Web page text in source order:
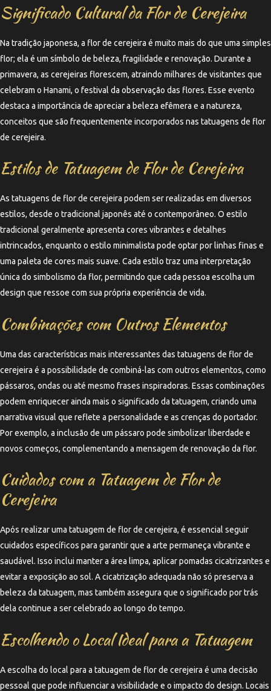
Significado Cultural da Flor de Cerejeira
Na tradição japonesa, a flor de cerejeira é muito mais do que uma simples
flor; ela é um símbolo de beleza, fragilidade e renovação. Durante a
primavera, as cerejeiras florescem, atraindo milhares de visitantes que
celebram o Hanami, o festival da observação das flores. Esse evento
destaca a importância de apreciar a beleza efêmera e a natureza,
conceitos que são frequentemente incorporados nas tatuagens de flor
de cerejeira.
Estilos de Tatuagem de Flor de Cerejeira
As tatuagens de flor de cerejeira podem ser realizadas em diversos
estilos, desde o tradicional japonês até o contemporâneo. O estilo
tradicional geralmente apresenta cores vibrantes e detalhes
intrincados, enquanto o estilo minimalista pode optar por linhas finas e
uma paleta de cores mais suave. Cada estilo traz uma interpretação
única do simbolismo da flor, permitindo que cada pessoa escolha um
design que ressoe com sua própria experiência de vida.
Combinações com Outros Elementos
Uma das características mais interessantes das tatuagens de flor de
cerejeira é a possibilidade de combiná-las com outros elementos, como
pássaros, ondas ou até mesmo frases inspiradoras. Essas combinações
podem enriquecer ainda mais o significado da tatuagem, criando uma
narrativa visual que reflete a personalidade e as crenças do portador.
Por exemplo, a inclusão de um pássaro pode simbolizar liberdade e
novos começos, complementando a mensagem de renovação da flor.
Cuidados com a Tatuagem de Flor de
Cerejeira
Após realizar uma tatuagem de flor de cerejeira, é essencial seguir
cuidados específicos para garantir que a arte permaneça vibrante e
saudável. Isso inclui manter a área limpa, aplicar pomadas cicatrizantes e
evitar a exposição ao sol. A cicatrização adequada não só preserva a
beleza da tatuagem, mas também assegura que o significado por trás
dela continue a ser celebrado ao longo do tempo.
Escolhendo o Local Ideal para a Tatuagem
A escolha do local para a tatuagem de flor de cerejeira é uma decisão
pessoal que pode influenciar a visibilidade e o impacto do design. Locais